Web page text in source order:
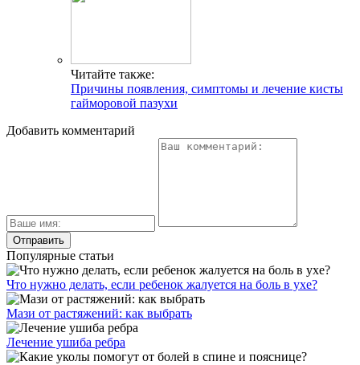
Читайте также:
Причины появления, симптомы и лечение кисты
гайморовой пазухи
Добавить комментарий
Популярные статьи
Что нужно делать, если ребенок жалуется на боль в ухе?
Мази от растяжений: как выбрать
Лечение ушиба ребра